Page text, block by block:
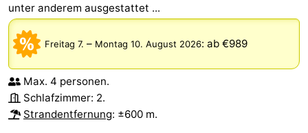
Rundfahrten
-
Spielplätze
Indoor-
Spielplätze
-
Experiences
Wellness-
unter anderem ausgestattet ...
Freitag 7. – Montag 10. August 2026: ab €989
Max. 4 personen.
Schlafzimmer: 2.
Strandentfernung: ±600 m.